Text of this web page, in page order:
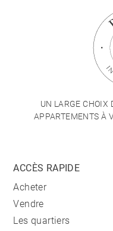
UN LARGE CHOIX
APPARTEMENTS À
ACCÈS RAPIDE
Acheter
Vendre
Les quartiers